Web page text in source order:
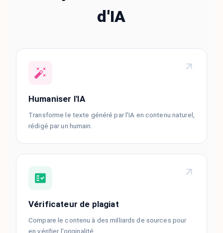
d'IA
Humaniser l'IA
Transforme le texte généré par l'IA en contenu naturel,
rédigé par un humain.
Vérificateur de plagiat
Compare le contenu à des milliards de sources pour
en vérifier l'originalité.